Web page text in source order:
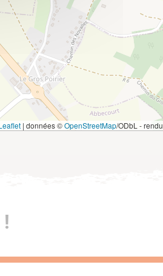
| données ©OpenStreetMap/ODbL - rendu